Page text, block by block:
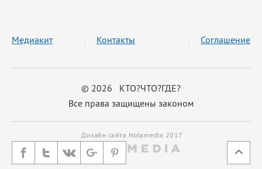
© 2026 КТО?ЧТО?ГДЕ?
Все права защищены законом
Медиакит Контакты Соглашение
Дизайн сайта Notamedia 2017